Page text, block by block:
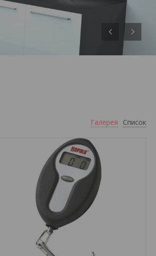
Галерея Список